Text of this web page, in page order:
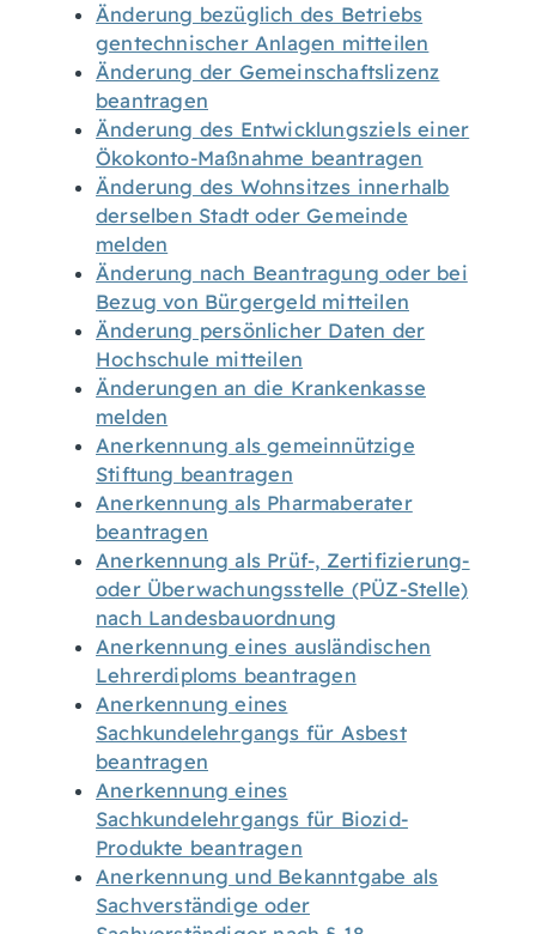
Änderung bezüglich des Betriebs
gentechnischer Anlagen mitteilen
Änderung der Gemeinschaftslizenz
beantragen
Änderung des Entwicklungsziels einer
Ökokonto-Maßnahme beantragen
Änderung des Wohnsitzes innerhalb
derselben Stadt oder Gemeinde
melden
Änderung nach Beantragung oder bei
Bezug von Bürgergeld mitteilen
Änderung persönlicher Daten der
Hochschule mitteilen
Änderungen an die Krankenkasse
melden
Anerkennung als gemeinnützige
Stiftung beantragen
Anerkennung als Pharmaberater
beantragen
Anerkennung als Prüf-, Zertifizierung-
oder Überwachungsstelle (PÜZ-Stelle)
nach Landesbauordnung
Anerkennung eines ausländischen
Lehrerdiploms beantragen
Anerkennung eines
Sachkundelehrgangs für Asbest
beantragen
Anerkennung eines
Sachkundelehrgangs für Biozid-
Produkte beantragen
Anerkennung und Bekanntgabe als
Sachverständige oder